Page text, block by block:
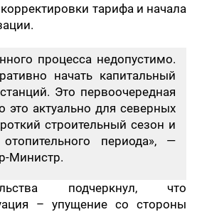
тарифа и начала
процесса недопустимо.
начать капитальный
Это первоочередная
это актуально для северных
строительный сезон и
периода», —
Министр.
подчеркнул, что
– упущение со стороны